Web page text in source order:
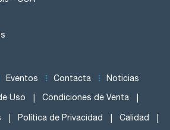
Eventos Contacta Noticias
Uso Condiciones de Venta
Política de Privacidad Calidad